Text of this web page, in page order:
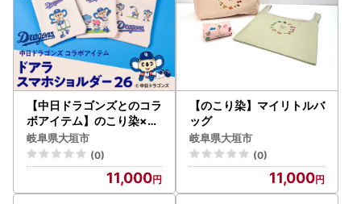
【中日ドラゴンズとのコラ
ボアイテム】のこり染×ド
アラスマホショルダー26
ブルーベリー
岐阜県大垣市
(0)
11,000
【のこり染】マイリトルバ
ッグ
岐阜県大垣市
(0)
11,000